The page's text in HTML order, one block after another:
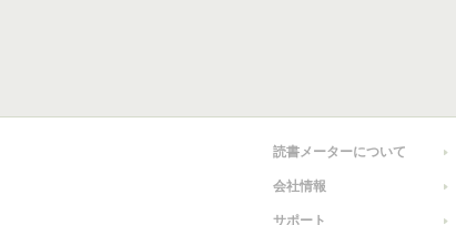
読書メーターについて
会社情報
サポート